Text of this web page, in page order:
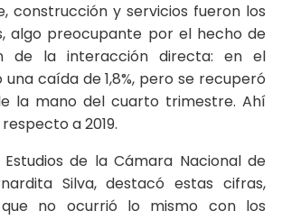
construcción y servicios fueron los
algo preocupante por el hecho de
de la interacción directa: en el
caída de 1,8%, pero se recuperó
la mano del cuarto trimestre. Ahí
a 2019.
de la Cámara Nacional de
Silva, destacó estas cifras,
no ocurrió lo mismo con los